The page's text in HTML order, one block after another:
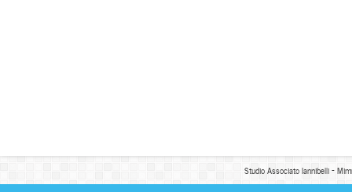
Studio Associato Iannibelli -